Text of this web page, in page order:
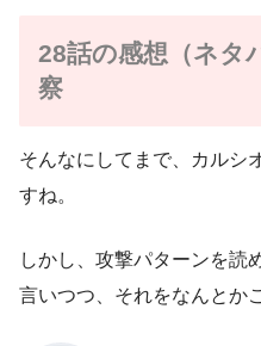
28話の感想（ネタ
察
そんなにしてまで、カルシ
すね。
しかし、攻撃パターンを読
言いつつ、それをなんとか